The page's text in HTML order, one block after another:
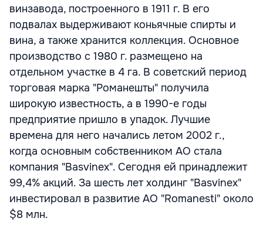
винзавода, построенного в 1911 г. В его
подвалах выдерживают коньячные спирты и
вина, а также хранится коллекция. Основное
производство с 1980 г. размещено на
отдельном участке в 4 га. В советский период
торговая марка "Романешты" получила
широкую известность, а в 1990-е годы
предприятие пришло в упадок. Лучшие
времена для него начались летом 2002 г.,
когда основным собственником АО стала
компания "Basvinex". Сегодня ей принадлежит
99,4% акций. За шесть лет холдинг "Basvinex"
инвестировал в развитие АО "Romanesti" около
$8 млн.